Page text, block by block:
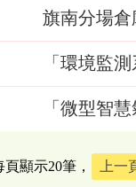
旗南分場
「環境監
「微型智
顯示20筆， 上一